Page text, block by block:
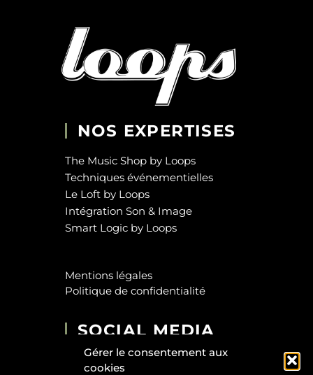
Gérer le consentement aux
cookies
NOS EXPERTISES
The Music Shop by Loops
Techniques événementielles
Le Loft by Loops
Intégration Son & Image
Smart Logic by Loops
Mentions légales
Politique de confidentialité
SOCIAL MEDIA